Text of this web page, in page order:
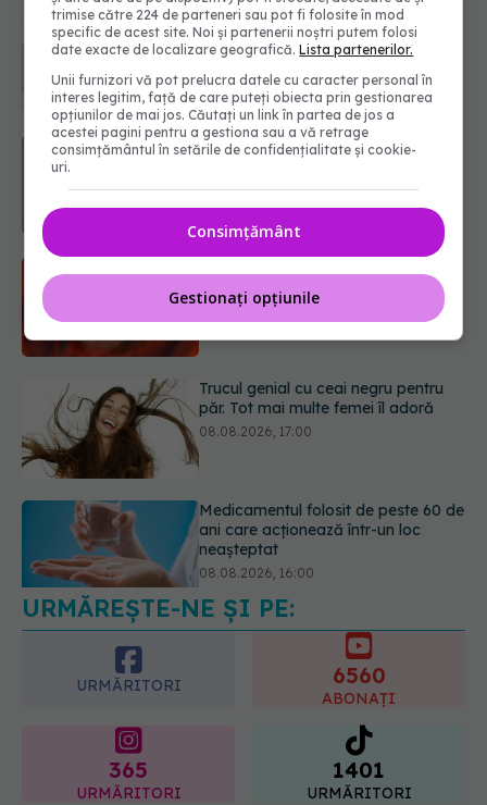
Ce poți mânca și ce trebuie să eviți
dacă ai gastrită: exemplu de meniu
care reduce inflamația stomacului
08.08.2026, 19:00
Microplasticele pot traversa bariera
placentară și modifica hormonii
08.08.2026, 18:00
08.08.2026, 17:00
Medicamentul folosit de peste 60 de
ani care acționează într-un loc
neașteptat
Transpirații nocturne: semnul ignorat
care poate ascunde probleme
serioase de sănătate
08.08.2026, 20:00
URMĂREȘTE-NE ȘI PE:
URMĂRITORI 6560
ABONAȚI
365
URMĂRITORI
1401
URMĂRITORI
trimise către 224 de parteneri sau pot fi folosite în mod
specific de acest site. Noi și partenerii noștri putem folosi
date exacte de localizare geografică.Lista partenerilor.
Unii furnizori vă pot prelucra datele cu caracter personal în
interes legitim, față de care puteți obiecta prin gestionarea
opțiunilor de mai jos. Căutați un link în partea de jos a
acestei pagini pentru a gestiona sau a vă retrage
consimțământul în setările de confidențialitate și cookie-
uri.
Consimțământ
Gestionați opțiunile